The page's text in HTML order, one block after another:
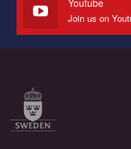
Все, что вам нужно
по этой ссылке и
Join us on